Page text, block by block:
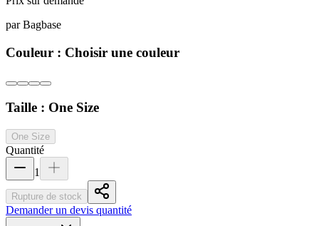
par Bagbase
Couleur : Choisir une couleur
Taille : One Size
One Size
Quantité
1
Rupture de stock
Demander un devis quantité